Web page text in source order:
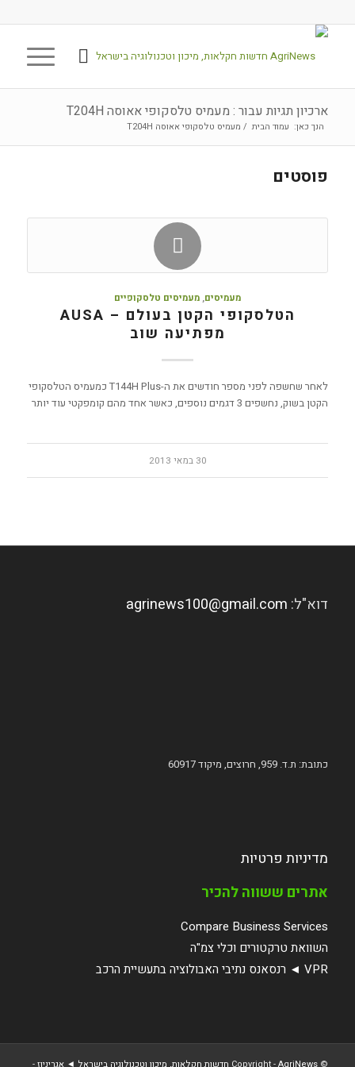
ארכיון תגיות עבור : מעמיס טלסקופי אאוסה T204H
הנך כאן: עמוד הבית / מעמיס טלסקופי אאוסה T204H
פוסטים
מעמיסים, מעמיסים טלסקופיים
הטלסקופי הקטן בעולם – AUSA
מפתיעה שוב
לאחר שחשפה לפני מספר חודשים את ה-T144H Plus כמעמיס הטלסקופי
הקטן בשוק, נחשפים 3 דגמים נוספים, כאשר אחד מהם קומפקטי עוד יותר
30 במאי 2013
דוא"ל: agrinews100@gmail.com
כתובת: ת.ד. 959, חרוצים, מיקוד 60917
מדיניות פרטיות
אתרים ששווה להכיר
Compare Business Services
השוואת טרקטורים וכלי צמ"ה
VPR ◄ רנסאנס נתיבי האבולוציה בתעשיית הרכב